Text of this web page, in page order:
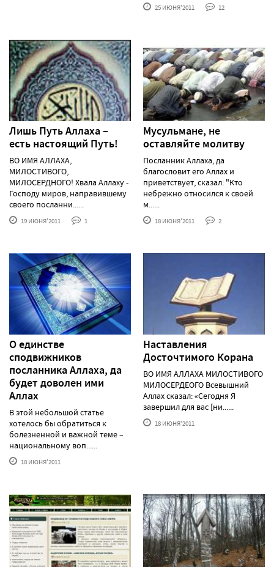
25 ИЮНЯ'2011 12
Лишь Путь Аллаха –
есть настоящий Путь!
ВО ИМЯ АЛЛАХА,
МИЛОСТИВОГО,
МИЛОСЕРДНОГО! Хвала Аллаху -
Господу миров, направившему
своего посланни......
19 ИЮНЯ'2011 1
Мусульмане, не
оставляйте молитву
Посланник Аллаха, да
благословит его Аллах и
приветствует, сказал: "Кто
небрежно относился к своей
м......
18 ИЮНЯ'2011 2
О единстве
сподвижников
посланника Аллаха, да
будет доволен ими
Аллах
В этой небольшой статье
хотелось бы обратиться к
болезненной и важной теме –
национальному воп......
18 ИЮНЯ'2011
Наставления
Досточтимого Корана
ВО ИМЯ АЛЛАХА МИЛОСТИВОГО
МИЛОСЕРДЕОГО Всевышний
Аллах сказал: «Сегодня Я
завершил для вас [ни......
18 ИЮНЯ'2011